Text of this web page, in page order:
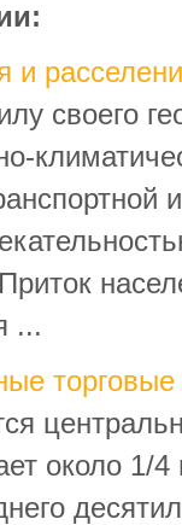
своего
...
около 1/